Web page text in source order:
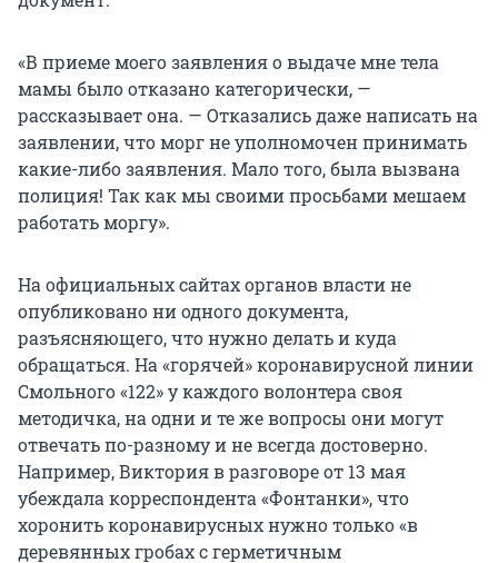
«В приеме моего заявления о выдаче мне тела
мамы было отказано категорически, —
рассказывает она. — Отказались даже написать на
заявлении, что морг не уполномочен принимать
какие-либо заявления. Мало того, была вызвана
полиция! Так как мы своими просьбами мешаем
работать моргу».
На официальных сайтах органов власти не
опубликовано ни одного документа,
разъясняющего, что нужно делать и куда
обращаться. На «горячей» коронавирусной линии
Смольного «122» у каждого волонтера своя
методичка, на одни и те же вопросы они могут
отвечать по-разному и не всегда достоверно.
Например, Виктория в разговоре от 13 мая
убеждала корреспондента «Фонтанки», что
хоронить коронавирусных нужно только «в
деревянных гробах с герметичным